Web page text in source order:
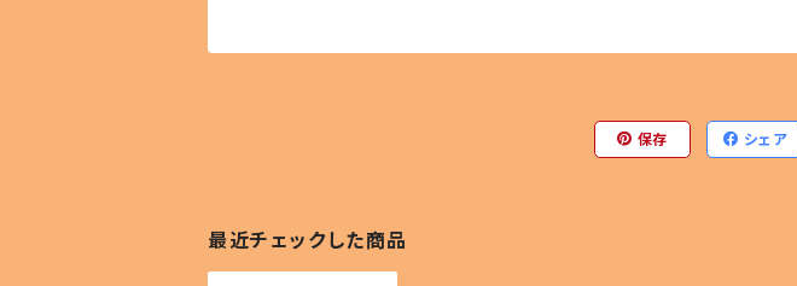
保存 シェア
最近チェックした商品